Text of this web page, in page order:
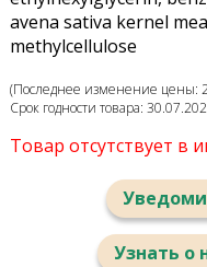
avena sativa kernel
methylcellulose
(Последнее изменение цены:
Срок годности товара:
Товар отсутствует в
Узнать о